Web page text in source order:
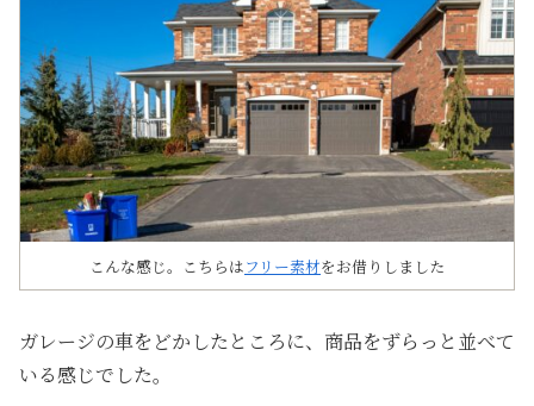
こんな感じ。こちらはフリー素材をお借りしました
ガレージの車をどかしたところに、商品をずらっと並べて
いる感じでした。